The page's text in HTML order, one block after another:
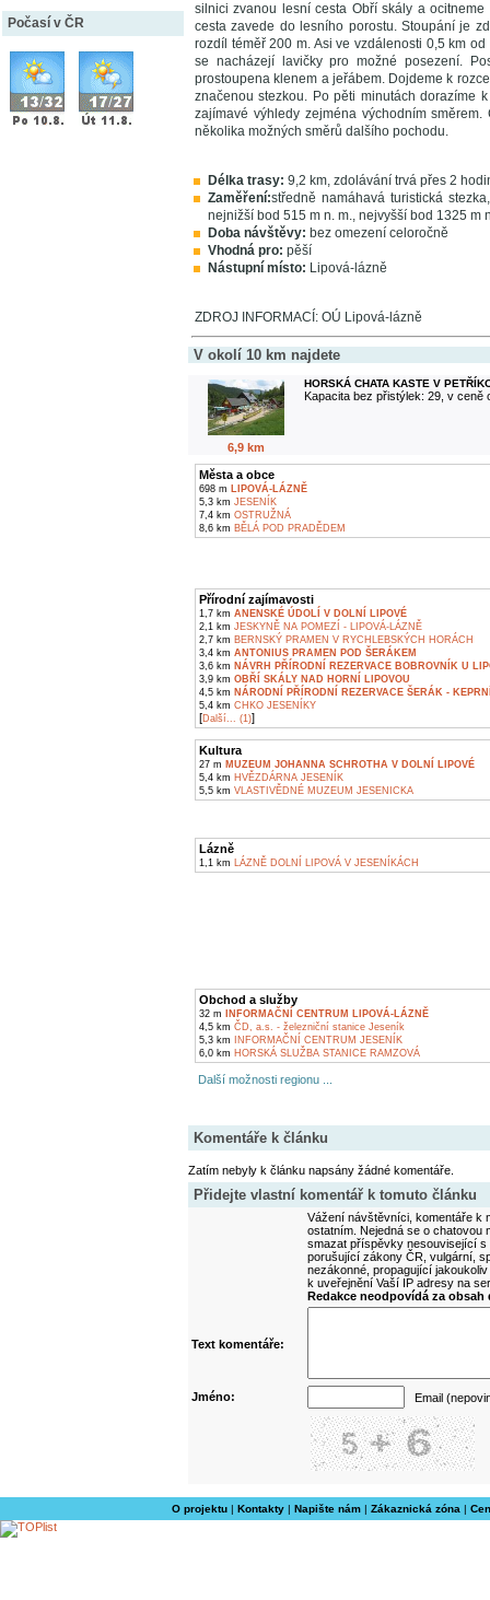
Počasí v ČR
silnici zvanou lesní cesta Obří skály a
cesta zavede do lesního porostu. Stoupání je
rozdíl téměř 200 m. Asi ve vzdálenosti 0,5 km
se nacházejí lavičky pro možné posezení.
prostoupena klenem a jeřábem. Dojdeme k
značenou stezkou. Po pěti minutách dorazíme
zajímavé výhledy zejména východním
několika možných směrů dalšího pochodu.
Délka trasy: 9,2 km, zdolávání trvá přes 2
Zaměření:středně namáhavá turistická
nejnižší bod 515 m n. m., nejvyšší bod 1325 m
Doba návštěvy: bez omezení celoročně
Vhodná pro: pěší
Nástupní místo: Lipová-lázně
ZDROJ INFORMACÍ: OÚ Lipová-lázně
V okolí 10 km najdete
6,9 km
HORSKÁ CHATA KASTE V
Kapacita bez přistýlek: 29, v ceně
Města a obce
698 m LIPOVÁ-LÁZNĚ
5,3 km JESENÍK
7,4 km OSTRUŽNÁ
8,6 km BĚLÁ POD PRADĚDEM
Přírodní zajímavosti
1,7 km ANENSKÉ ÚDOLÍ V DOLNÍ LIPOVÉ
2,1 km JESKYNĚ NA POMEZÍ - LIPOVÁ-LÁZNĚ
2,7 km BERNSKÝ PRAMEN V RYCHLEBSKÝCH HORÁCH
3,4 km ANTONIUS PRAMEN POD ŠERÁKEM
3,6 km NÁVRH PŘÍRODNÍ REZERVACE BOBROVNÍK U
3,9 km OBŘÍ SKÁLY NAD HORNÍ LIPOVOU
4,5 km NÁRODNÍ PŘÍRODNÍ REZERVACE ŠERÁK -
5,4 km CHKO JESENÍKY
[Další... (1)]
Kultura
27 m MUZEUM JOHANNA SCHROTHA V DOLNÍ LIPOVÉ
5,4 km HVĚZDÁRNA JESENÍK
5,5 km VLASTIVĚDNÉ MUZEUM JESENICKA
Lázně
1,1 km LÁZNĚ DOLNÍ LIPOVÁ V JESENÍKÁCH
Obchod a služby
32 m
INFORMAČNÍ CENTRUM LIPOVÁ-LÁZNĚ
4,5 km ČD, a.s. - železniční stanice Jeseník
5,3 km INFORMAČNÍ CENTRUM JESENÍK
6,0 km HORSKÁ SLUŽBA STANICE RAMZOVÁ
Další možnosti regionu ...
Komentáře k článku
Zatím nebyly k článku napsány žádné komentáře.
Přidejte vlastní komentář k tomuto článku
Vážení návštěvníci, komentáře k
ostatním. Nejedná se o
smazat příspěvky nesouvisející
porušující zákony ČR, vulgární,
nezákonné, propagující
k uveřejnění Vaší IP adresy na
Redakce neodpovídá za
Text komentáře:
Jméno: Email
O projektu| Kontakty| Napište nám| Zákaznická zóna |